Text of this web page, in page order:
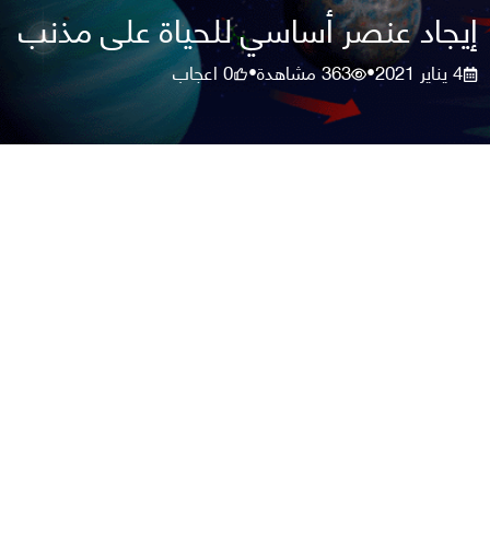
إيجاد عنصر أساسي للحياة على مذنب
4 يناير 2021 •
363مشاهدة•
0اعجاب